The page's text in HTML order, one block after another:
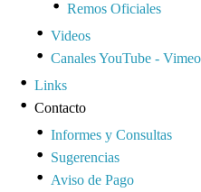
Remos Oficiales
Videos
Canales YouTube - Vimeo
Links
Contacto
Informes y Consultas
Sugerencias
Aviso de Pago